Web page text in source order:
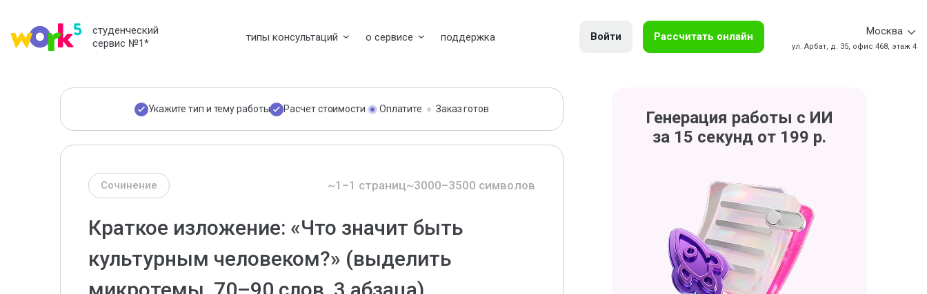
студенческий
сервис №1* типы консультаций о сервисе поддержка Войти Рассчитать онлайн Москва
ул. Арбат, д. 35, офис 468, этаж 4
Укажите тип и тему работы Расчет стоимости Оплатите Заказ готов
Сочинение ~1–1 страниц~3000–3500 символов
Краткое изложение: «Что значит быть
культурным человеком?» (выделить
Генерация работы с ИИ
за 15 секунд от 199 р.